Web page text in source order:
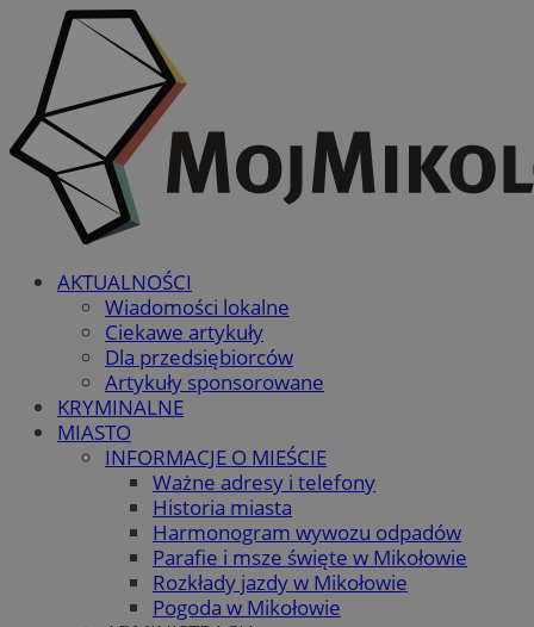
AKTUALNOŚCI
Wiadomości lokalne
Ciekawe artykuły
Dla przedsiębiorców
Artykuły sponsorowane
KRYMINALNE
MIASTO
INFORMACJE O MIEŚCIE
Ważne adresy i telefony
Historia miasta
Harmonogram wywozu odpadów
Parafie i msze święte w Mikołowie
Rozkłady jazdy w Mikołowie
Pogoda w Mikołowie